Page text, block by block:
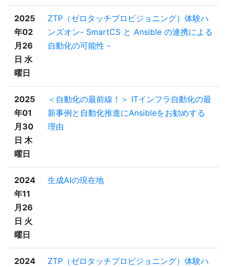
2025
年02
月26
日 水
曜日
ZTP（ゼロタッチプロビジョニング）体験ハ
ンズオン- SmartCS と Ansible の連携による
自動化の可能性 -
2025
年01
月30
日 木
曜日
＜自動化の最前線！＞ ITインフラ自動化の最
新事例と自動化推進にAnsibleをお勧めする
理由
2024
年11
月26
日 火
曜日
生成AIの現在地
2024
ZTP（ゼロタッチプロビジョニング）体験ハ